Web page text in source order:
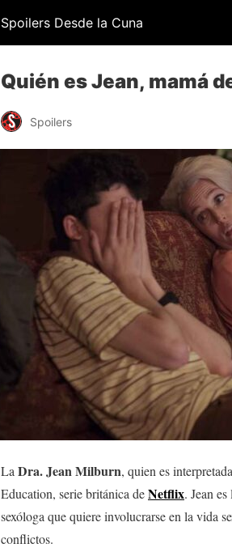
Spoilers Desde la Cuna
Quién es Jean, mamá
Spoilers
La Dra. Jean Milburn, quien es
Education, serie británica deNetflix. Jean es
sexóloga que quiere involucrarse en la vida
conflictos.